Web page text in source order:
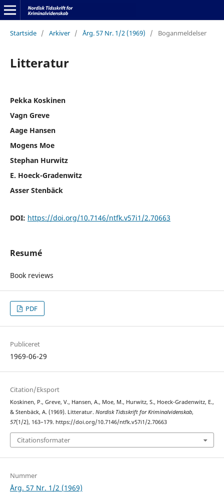
Startside / Arkiver / Årg. 57 Nr. 1/2 (1969) / Boganmeldelser
Litteratur
Pekka Koskinen
Vagn Greve
Aage Hansen
Mogens Moe
Stephan Hurwitz
E. Hoeck-Gradenwitz
Asser Stenbäck
DOI: https://doi.org/10.7146/ntfk.v57i1/2.70663
Resumé
Book reviews
PDF
Publiceret
1969-06-29
Citation/Eksport
Koskinen, P., Greve, V., Hansen, A., Moe, M., Hurwitz, S., Hoeck-Gradenwitz, E.,
& Stenbäck, A. (1969). Litteratur. Nordisk Tidsskrift for Kriminalvidenskab,
57(1/2), 163–179. https://doi.org/10.7146/ntfk.v57i1/2.70663
Citationsformater
Nummer
Årg. 57 Nr. 1/2 (1969)